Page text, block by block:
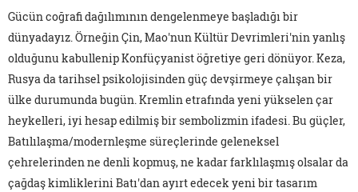
Gücün coğrafi dağılımının dengelenmeye başladığı bir
dünyadayız. Örneğin Çin, Mao'nun Kültür Devrimleri'nin yanlış
olduğunu kabullenip Konfüçyanist öğretiye geri dönüyor. Keza,
Rusya da tarihsel psikolojisinden güç devşirmeye çalışan bir
ülke durumunda bugün. Kremlin etrafında yeni yükselen çar
heykelleri, iyi hesap edilmiş bir sembolizmin ifadesi. Bu güçler,
Batılılaşma/modernleşme süreçlerinde geleneksel
çehrelerinden ne denli kopmuş, ne kadar farklılaşmış olsalar da
çağdaş kimliklerini Batı'dan ayırt edecek yeni bir tasarım